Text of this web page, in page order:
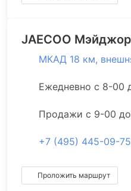
JAECOO
МКАД 18 км,
Ежедневно с 8-00
Продажи с 9-00
+7 (495) 445-09-75
Проложить маршрут